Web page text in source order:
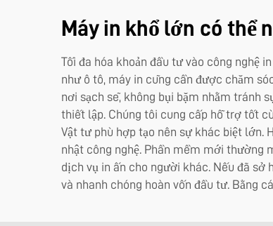
Máy in khổ lớn có thể
Tối đa hóa khoản đầu tư vào công nghệ
như ô tô, máy in cũng cần được chăm
nơi sạch sẽ, không bụi bặm nhằm tránh
thiết lập. Chúng tôi cung cấp hỗ trợ tốt
Vật tư phù hợp tạo nên sự khác biệt lớn.
nhật công nghệ. Phần mềm mới thường
dịch vụ in ấn cho người khác. Nếu đã sở
và nhanh chóng hoàn vốn đầu tư. Bằng